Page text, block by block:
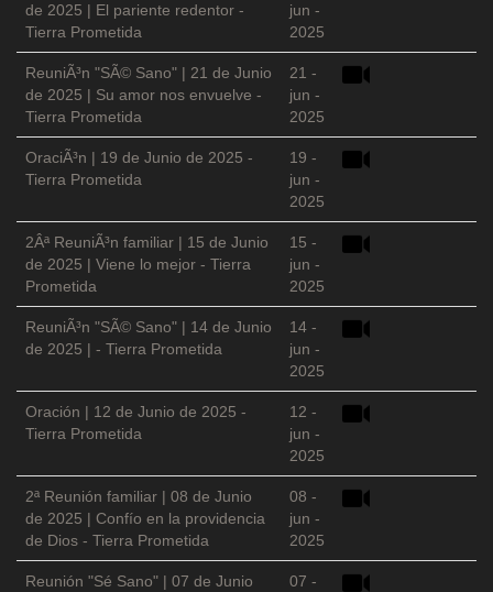
de 2025 | El pariente redentor -
Tierra Prometida
jun -
2025
ReuniÃ³n "SÃ© Sano" | 21 de Junio
de 2025 | Su amor nos envuelve -
Tierra Prometida
21 -
jun -
2025
OraciÃ³n | 19 de Junio de 2025 -
Tierra Prometida
19 -
jun -
2025
2Âª ReuniÃ³n familiar | 15 de Junio
de 2025 | Viene lo mejor - Tierra
Prometida
15 -
jun -
2025
ReuniÃ³n "SÃ© Sano" | 14 de Junio
de 2025 | - Tierra Prometida
14 -
jun -
2025
Oración | 12 de Junio de 2025 -
Tierra Prometida
12 -
jun -
2025
2ª Reunión familiar | 08 de Junio
de 2025 | Confío en la providencia
de Dios - Tierra Prometida
08 -
jun -
2025
Reunión "Sé Sano" | 07 de Junio
07 -